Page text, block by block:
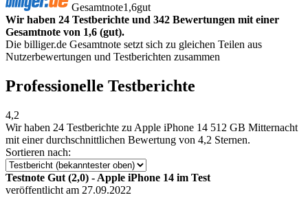
Gesamtnote1,6gut
Wir haben 24 Testberichte und 342 Bewertungen mit einer
Gesamtnote von 1,6 (gut).
Die billiger.de Gesamtnote setzt sich zu gleichen Teilen aus
Nutzerbewertungen und Testberichten zusammen
Professionelle Testberichte
4,2
Wir haben 24 Testberichte zu Apple iPhone 14 512 GB Mitternacht
mit einer durchschnittlichen Bewertung von 4,2 Sternen.
Sortieren nach:
Testnote Gut (2,0) - Apple iPhone 14 im Test
veröffentlicht am 27.09.2022